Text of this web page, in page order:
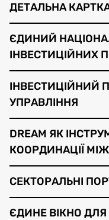
ДЕТАЛЬНА
ЄДИНИЙ
ІНВЕСТИЦІЙНИХ
ІНВЕСТИЦІЙНИЙ
УПРАВЛІННЯ
DREAM ЯК
КООРДИНАЦІЇ
СЕКТОРАЛЬНІ
ЄДИНЕ ВІКНО